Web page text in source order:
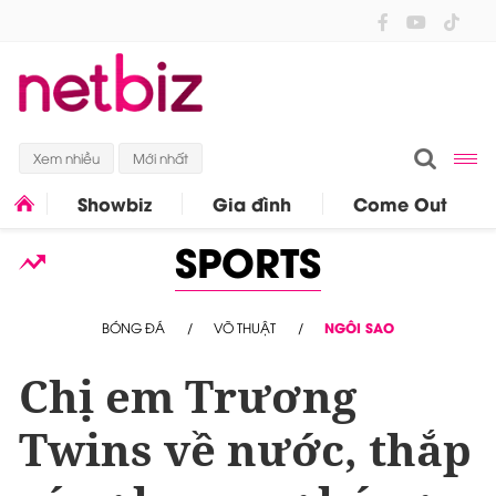
Xem nhiều Mới nhất
Showbiz Gia đình Come Out
SPORTS
BÓNG ĐÁ VÕ THUẬT NGÔI SAO
Chị em Trương
Twins về nước, thắp